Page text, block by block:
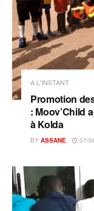
A L'INSTANT
Promotion
: Moov’Child
à Kolda
BY ASSANE 07/